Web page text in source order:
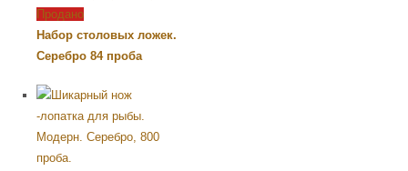
Продано
Набор столовых ложек.
Серебро 84 проба